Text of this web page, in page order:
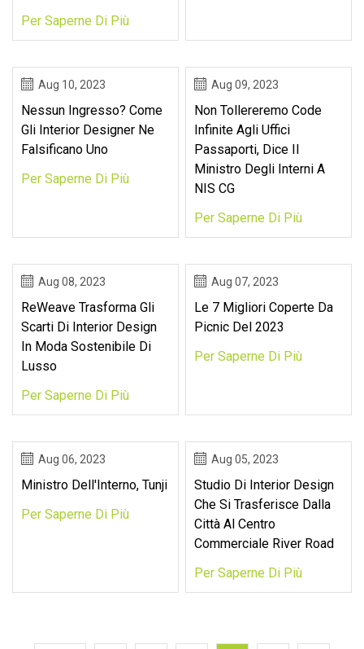
Per Saperne Di Più
Aug 10, 2023
Nessun Ingresso? Come
Gli Interior Designer Ne
Falsificano Uno
Per Saperne Di Più
Aug 09, 2023
Non Tollereremo Code
Infinite Agli Uffici
Passaporti, Dice Il
Ministro Degli Interni A
NIS CG
Per Saperne Di Più
Aug 08, 2023
ReWeave Trasforma Gli
Scarti Di Interior Design
In Moda Sostenibile Di
Lusso
Per Saperne Di Più
Aug 07, 2023
Le 7 Migliori Coperte Da
Picnic Del 2023
Per Saperne Di Più
Aug 06, 2023
Ministro Dell'Interno, Tunji
Per Saperne Di Più
Aug 05, 2023
Studio Di Interior Design
Che Si Trasferisce Dalla
Città Al Centro
Commerciale River Road
Per Saperne Di Più